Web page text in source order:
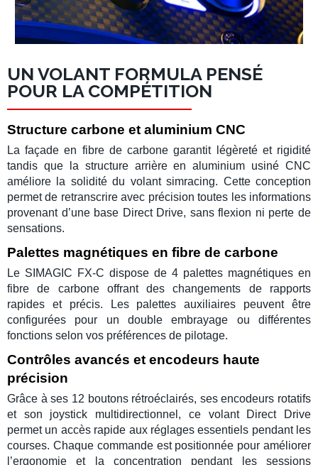
UN VOLANT FORMULA PENSÉ
POUR LA COMPÉTITION
Structure carbone et aluminium CNC
La façade en fibre de carbone garantit légèreté et rigidité
tandis que la structure arrière en aluminium usiné CNC
améliore la solidité du volant simracing. Cette conception
permet de retranscrire avec précision toutes les informations
provenant d’une base Direct Drive, sans flexion ni perte de
sensations.
Palettes magnétiques en fibre de carbone
Le SIMAGIC FX-C dispose de 4 palettes magnétiques en
fibre de carbone offrant des changements de rapports
rapides et précis. Les palettes auxiliaires peuvent être
configurées pour un double embrayage ou différentes
fonctions selon vos préférences de pilotage.
Contrôles avancés et encodeurs haute
précision
Grâce à ses 12 boutons rétroéclairés, ses encodeurs rotatifs
et son joystick multidirectionnel, ce volant Direct Drive
permet un accès rapide aux réglages essentiels pendant les
courses. Chaque commande est positionnée pour améliorer
l’ergonomie et la concentration pendant les sessions